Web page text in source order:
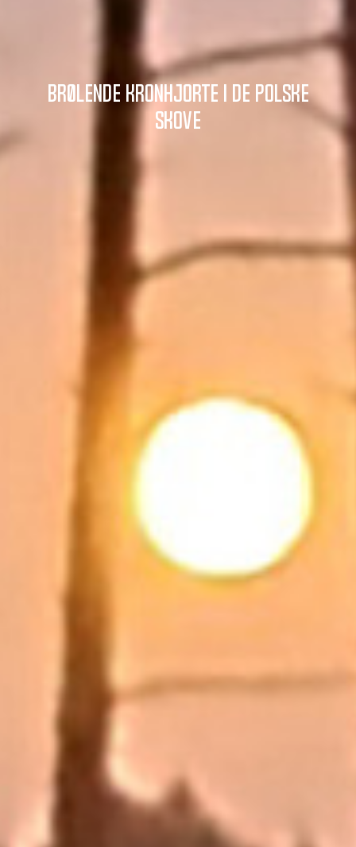
Brølende kronhjorte i de polske
skove